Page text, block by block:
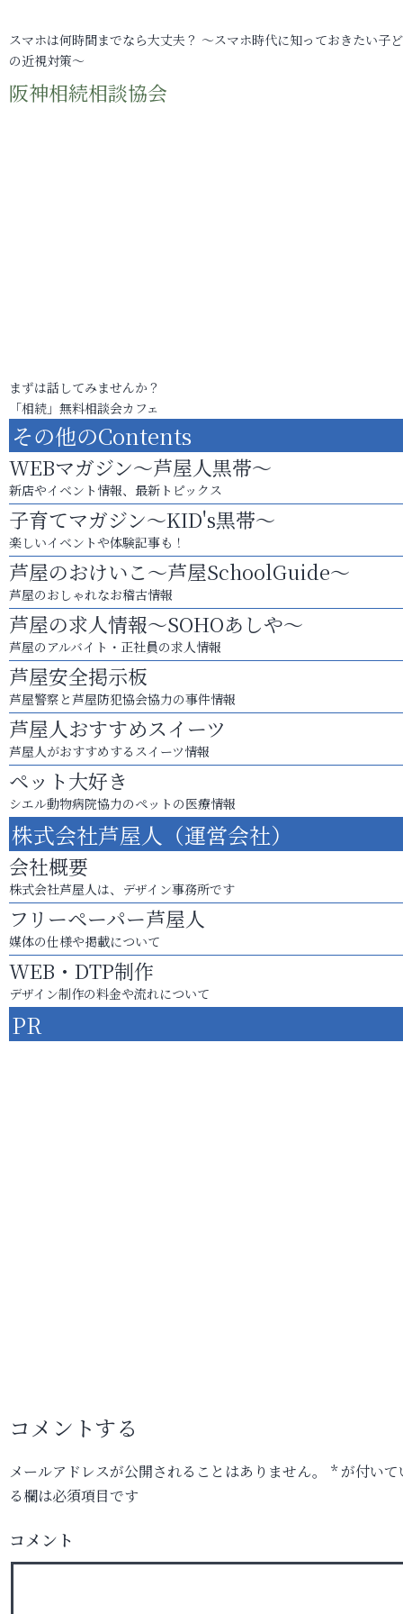
スマホは何時間までなら大丈夫？ ～スマホ時代に知っておきたい子
の近視対策～
阪神相続相談協会
まずは話してみませんか？
「相続」無料相談会カフェ
その他のContents
WEBマガジン～芦屋人黒帯～
新店やイベント情報、最新トピックス
子育てマガジン～KID's黒帯～
楽しいイベントや体験記事も！
芦屋のおけいこ～芦屋SchoolGuide～
芦屋のおしゃれなお稽古情報
芦屋の求人情報～SOHOあしや～
芦屋のアルバイト・正社員の求人情報
芦屋安全掲示板
芦屋警察と芦屋防犯協会協力の事件情報
芦屋人おすすめスイーツ
芦屋人がおすすめするスイーツ情報
ペット大好き
シエル動物病院協力のペットの医療情報
株式会社芦屋人（運営会社）
会社概要
株式会社芦屋人は、デザイン事務所です
フリーペーパー芦屋人
媒体の仕様や掲載について
WEB・DTP制作
デザイン制作の料金や流れについて
PR
コメントする
メールアドレスが公開されることはありません。 *が付いて
る欄は必須項目です
コメント